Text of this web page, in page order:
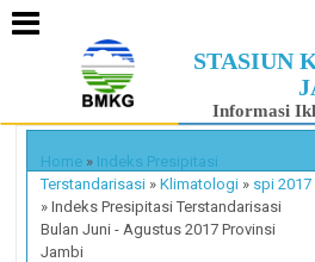
STASIUN
Informasi
Home » Indeks Presipitasi
Terstandarisasi »Klimatologi » spi 2017
»Indeks Presipitasi Terstandarisasi
Bulan Juni - Agustus 2017 Provinsi
Jambi